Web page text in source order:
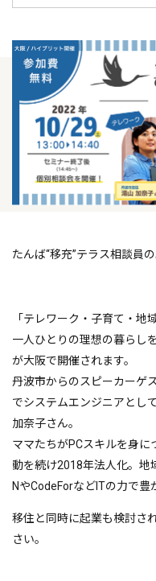
たんば“移充”テラス相談員
「テレワーク・子育て・地
一人ひとりの理想の暮らし
が大阪で開催されます。
丹波市からのスピーカーゲ
でシステムエンジニアとし
加奈子さん。
ママたちがPCスキルを身
動を続け2018年法人化。地
NやCodeForなどITの力で豊
移住と同時に起業も検討さ
さい。